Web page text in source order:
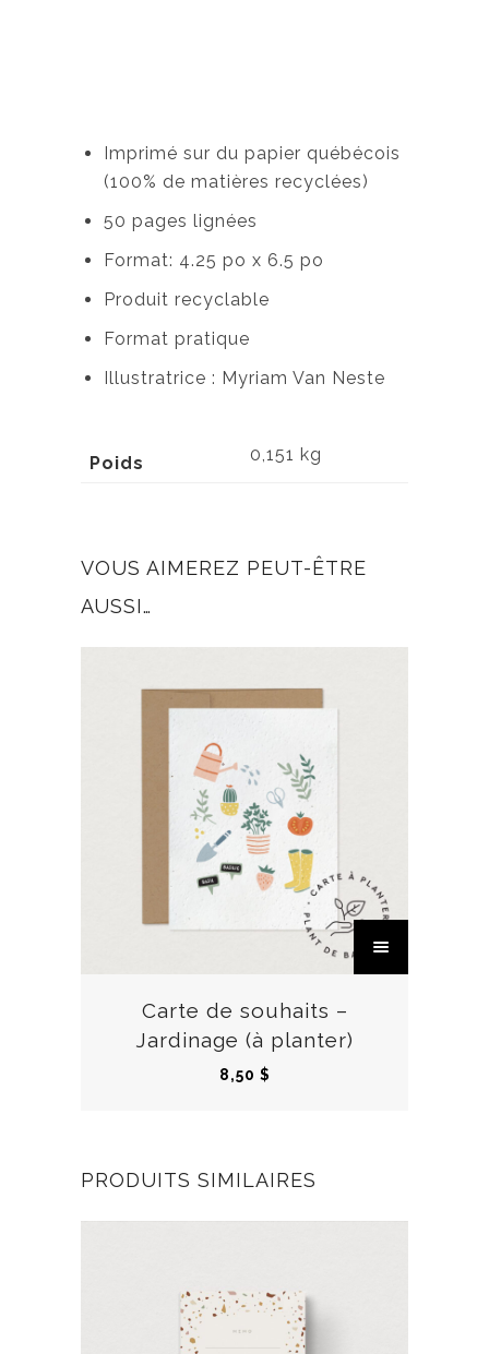
Imprimé sur du papier québécois
(100% de matières recyclées)
50 pages lignées
Format: 4.25 po x 6.5 po
Produit recyclable
Format pratique
Illustratrice : Myriam Van Neste
Poids 0,151 kg
VOUS AIMEREZ PEUT-ÊTRE
AUSSI…
Carte de souhaits –
Jardinage (à planter)
8,50 $
C
e
p
PRODUITS SIMILAIRES